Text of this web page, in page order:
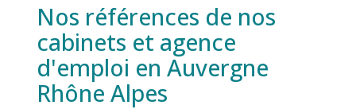
Candidats
Offres d'emploi
Contacts
Nos références de nos
cabinets et agence
d'emploi en Auvergne
Rhône Alpes